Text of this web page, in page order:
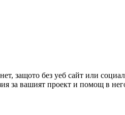
защото без уеб сайт или
за вашият проект и помощ в